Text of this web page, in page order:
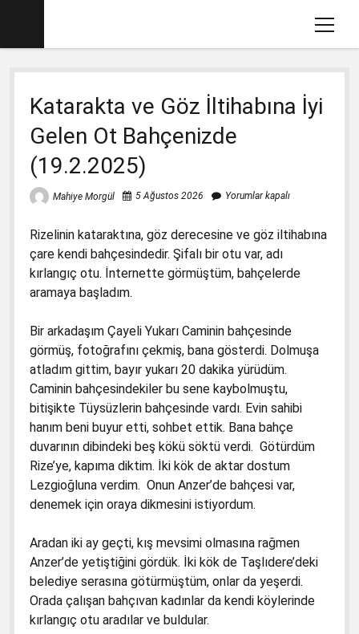
menüyü
Ana sayfa
Mahiye MORGÜL Kimdir
Köşe Yazılarım
Eğitim İle İlgili Videolar
Dava Açtığımız Kitaplar (2012-2017) menüyü
aç
1. Sınıf Matematik Kitabında Gördüklerim
1. Sınıf Okuma Yazma Kitabında Gördüklerim
2. Sınıf Müzik Kitabında Müzik Yanlışları
3. Sınıf Hayat Bilgisi Kitabında Gördüğüm
Yanlışlar
5. Sınıf İngiliz Kitabında Gördüklerim
6. Sınıf Hz. Muhammed’in Hayatı
6. Sınıf Kuran-ı Kerim Ders Kitabı
2016-2017 Türkçe 4 Kitabının Kapağında
Değerler Eğitimi Gerçekten Yap-Boz
Kabede Petrol Tankerleri
Türkçe-1’de Beberobo ve Siberton Kilise
Reklamları
Basın Savcılığına Yazılı İfadem menüyü
Türkçe-1 için Başsavcılığa Suç Duyurusu
17.1.2018
İfademin Tamamı 10/11/2017
Ders Kitaplarına Açılan Davalar menüyü
Yanlışlara Dava
1. Sınıf Hayat Bilgisi Dava Dilekçesi
1. Sınıf Matematik Kitapları Dava Dilekçesi
1. Sınıf Türkçe Kitapları Davası
1. Sınıf Türkçe Kitapları Dava Dilekçesi
2. Sınıf İngilizce Çalışma Kitabı Dava Dilekçesi
4. Sınıf Türkçe Dava Dilekçesi
6. Sınıf Hz. Muhammed’in Hayatı Kitap Davası
2. Sınıf İngilizce Hataları Düzeltilmiştir Diyen
MEB’e Teslim Tutanağı
Katarakta ve Göz İltihabına İyi
Gelen Ot Bahçenizde
(19.2.2025)
Mahiye Morgül 5 Ağustos 2026 Yorumlar kapalı
Rizelinin kataraktına, göz derecesine ve göz iltihabına
çare kendi bahçesindedir. Şifalı bir otu var, adı
kırlangıç otu. İnternette görmüştüm, bahçelerde
aramaya başladım.
Bir arkadaşım Çayeli Yukarı Caminin bahçesinde
görmüş, fotoğrafını çekmiş, bana gösterdi. Dolmuşa
atladım gittim, bayır yukarı 20 dakika yürüdüm.
Caminin bahçesindekiler bu sene kaybolmuştu,
bitişikte Tüysüzlerin bahçesinde vardı. Evin sahibi
hanım beni buyur etti, sohbet ettik. Bana bahçe
duvarının dibindeki beş kökü söktü verdi. Götürdüm
Rize’ye, kapıma diktim. İki kök de aktar dostum
Lezgioğluna verdim. Onun Anzer’de bahçesi var,
denemek için oraya dikmesini istiyordum.
Aradan iki ay geçti, kış mevsimi olmasına rağmen
Anzer’de yetiştiğini gördük. İki kök de Taşlıdere’deki
belediye serasına götürmüştüm, onlar da yeşerdi.
Orada çalışan bahçıvan kadınlar da kendi köylerinde
kırlangıç otu aradılar ve buldular.